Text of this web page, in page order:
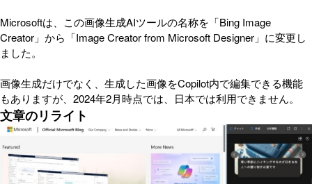
Microsoftは、この画像生成AIツールの名称を「Bing Image
Creator」から「Image Creator from Microsoft Designer」に変更し
ました。
画像生成だけでなく、生成した画像をCopilot内で編集できる機能
もありますが、2024年2月時点では、日本では利用できません。
文章のリライト